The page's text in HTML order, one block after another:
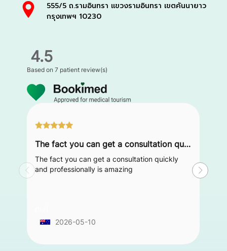
555/5 ถ.รามอินทรา แขวงรามอินทรา เขตคันนายาว
กรุงเทพฯ 10230
4.5
Based on7 patient review(s)
The fact you can get a consultation quickly and professionally is amazing
The fact you can get a consultation quickly
and professionally is amazing
2026-05-10